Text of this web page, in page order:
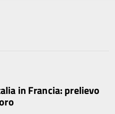
in Francia: prelievo